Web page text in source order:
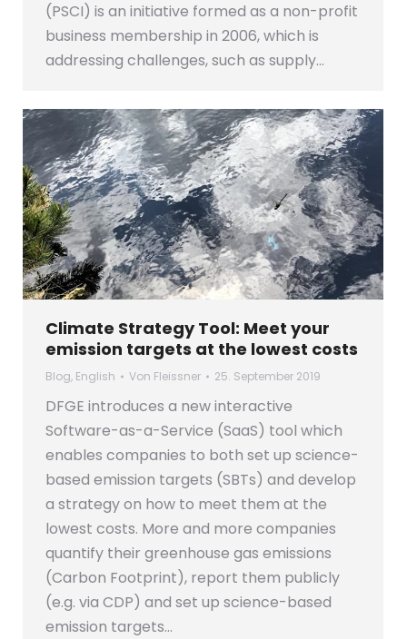
(PSCI) is an initiative formed as a non-profit
business membership in 2006, which is
addressing challenges, such as supply…
Climate Strategy Tool: Meet your
emission targets at the lowest costs
Blog, English Von Fleissner 25. September 2019
DFGE introduces a new interactive
Software-as-a-Service (SaaS) tool which
enables companies to both set up science-
based emission targets (SBTs) and develop
a strategy on how to meet them at the
lowest costs. More and more companies
quantify their greenhouse gas emissions
(Carbon Footprint), report them publicly
(e.g. via CDP) and set up science-based
emission targets…